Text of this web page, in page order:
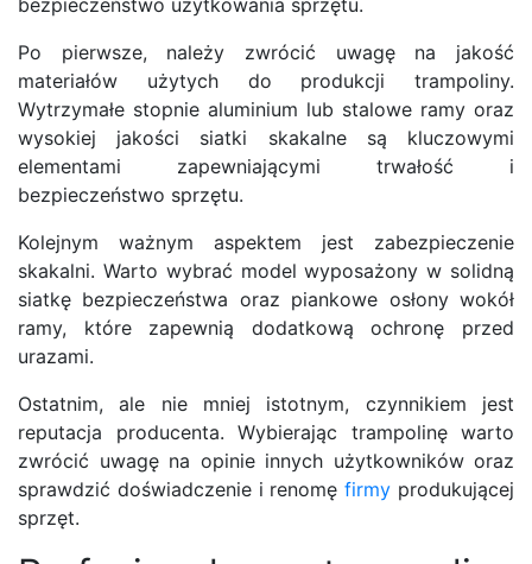
bezpieczeństwo użytkowania sprzętu.
Po pierwsze, należy zwrócić uwagę na jakość
materiałów użytych do produkcji trampoliny.
Wytrzymałe stopnie aluminium lub stalowe ramy oraz
wysokiej jakości siatki skakalne są kluczowymi
elementami zapewniającymi trwałość i
bezpieczeństwo sprzętu.
Kolejnym ważnym aspektem jest zabezpieczenie
skakalni. Warto wybrać model wyposażony w solidną
siatkę bezpieczeństwa oraz piankowe osłony wokół
ramy, które zapewnią dodatkową ochronę przed
urazami.
Ostatnim, ale nie mniej istotnym, czynnikiem jest
reputacja producenta. Wybierając trampolinę warto
zwrócić uwagę na opinie innych użytkowników oraz
sprawdzić doświadczenie i renomęfirmy produkującej
sprzęt.